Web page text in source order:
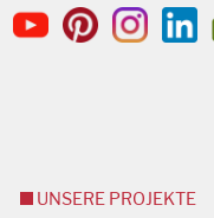
UNSERE PROJEKTE